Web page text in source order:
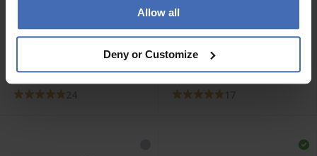
Allow all
Deny or Customize
CHF 89.00
Pandora Moments
Bracelet Maille Serpent
Fermoir Cœur -
599539C00
CHF 49.00
Pandora Charm Cœur
Ouvert Perlé - 787516